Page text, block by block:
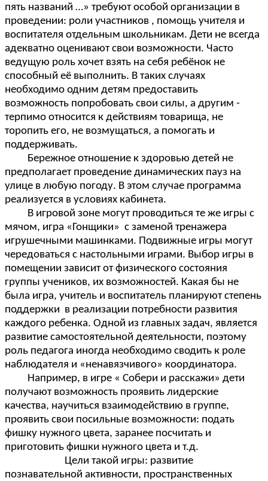
пять названий …» требуют особой организации в
проведении: роли участников , помощь учителя и
воспитателя отдельным школьникам. Дети не всегда
адекватно оценивают свои возможности. Часто
ведущую роль хочет взять на себя ребёнок не
способный её выполнить. В таких случаях
необходимо одним детям предоставить
возможность попробовать свои силы, а другим -
терпимо относится к действиям товарища, не
торопить его, не возмущаться, а помогать и
поддерживать.
Бережное отношение к здоровью детей не
предполагает проведение динамических пауз на
улице в любую погоду. В этом случае программа
реализуется в условиях кабинета.
В игровой зоне могут проводиться те же игры с
мячом, игра «Гонщики» с заменой тренажера
игрушечными машинками. Подвижные игры могут
чередоваться с настольными играми. Выбор игры в
помещении зависит от физического состояния
группы учеников, их возможностей. Какая бы не
была игра, учитель и воспитатель планируют степень
поддержки в реализации потребности развития
каждого ребенка. Одной из главных задач, является
развитие самостоятельной деятельности, поэтому
роль педагога иногда необходимо сводить к роле
наблюдателя и «ненавязчивого» координатора.
Например, в игре « Собери и расскажи» дети
получают возможность проявить лидерские
качества, научиться взаимодействию в группе,
проявить свои посильные возможности: подать
фишку нужного цвета, заранее посчитать и
приготовить фишки нужного цвета и т.д.
Цели такой игры: развитие
познавательной активности, пространственных